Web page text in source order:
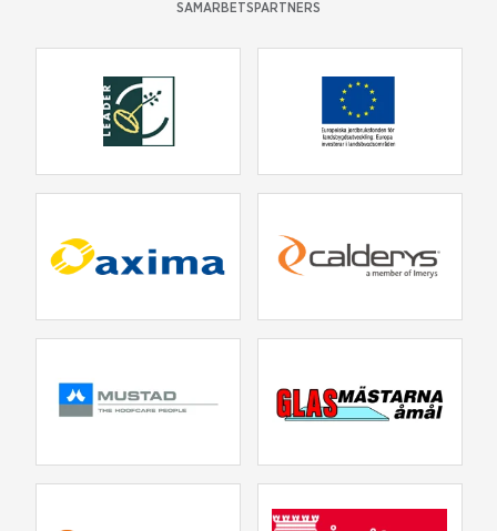
SAMARBETSPARTNERS